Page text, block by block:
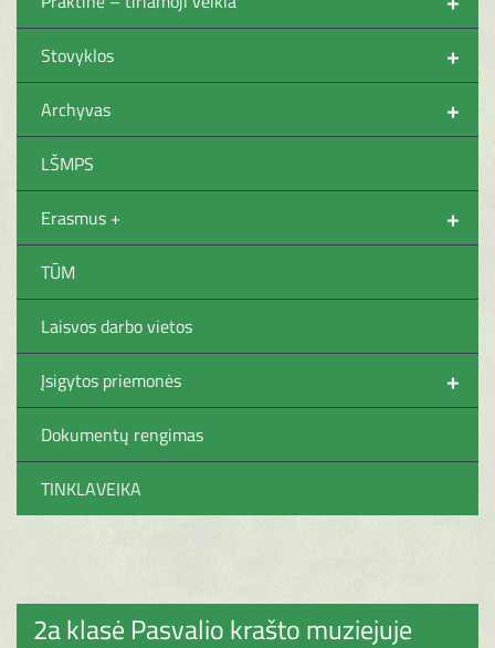
+
Stovyklos
+
Archyvas
LŠMPS
+
Erasmus +
TŪM
Laisvos darbo vietos
+
Įsigytos priemonės
Dokumentų rengimas
TINKLAVEIKA
2a klasė Pasvalio krašto muziejuje